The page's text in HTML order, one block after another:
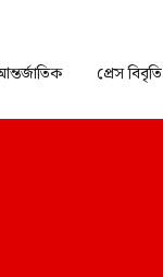
প্রেস বিবৃতি